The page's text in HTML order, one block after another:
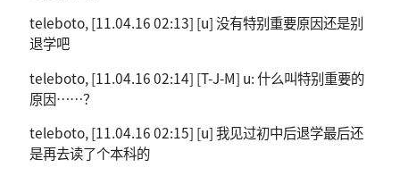
teleboto, [11.04.16 02:13] [u] 没有特别重要原因还是别
退学吧
teleboto, [11.04.16 02:14] [T-J-M] u: 什么叫特别重要的
原因……？
teleboto, [11.04.16 02:15] [u] 我见过初中后退学最后还
是再去读了个本科的